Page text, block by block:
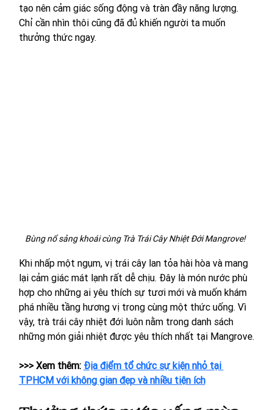
tạo nên cảm giác sống động và tràn đầy năng lượng.
Chỉ cần nhìn thôi cũng đã đủ khiến người ta muốn
thưởng thức ngay.
Bùng nổ sảng khoái cùng Trà Trái Cây Nhiệt Đới Mangrove!
Khi nhấp một ngụm, vị trái cây lan tỏa hài hòa và mang
lại cảm giác mát lạnh rất dễ chịu. Đây là món nước phù
hợp cho những ai yêu thích sự tươi mới và muốn khám
phá nhiều tầng hương vị trong cùng một thức uống. Vì
vậy, trà trái cây nhiệt đới luôn nằm trong danh sách
những món giải nhiệt được yêu thích nhất tại Mangrove.
>>> Xem thêm: Địa điểm tổ chức sự kiện nhỏ tại
TPHCM với không gian đẹp và nhiều tiện ích